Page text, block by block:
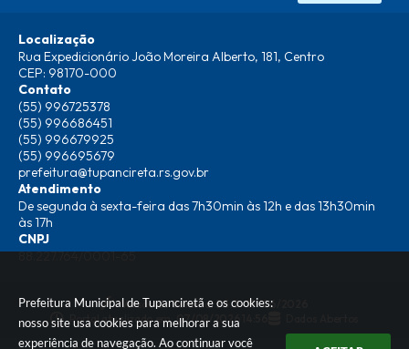
Prefeitura Municipal de Tupanciretã e os cookies:
nosso site usa cookies para melhorar a sua
experiência de navegação. Ao continuar você
Localização
Rua Expedicionário João Moreira Alberto, 181, Centro
CEP: 98170-000
Contato
(55) 996725378
(55) 996686451
(55) 996679925
(55) 996695679
prefeitura@tupancireta.rs.gov.br
Atendimento
De segunda à sexta-feira das 7h30min às 12h e das 13h30min
às 17h
CNPJ
88.227.764/0001-65
Versão do Sistema: 3.5.3 - 19/06/2026
Portal atualizado em:07/08/2026 14:56